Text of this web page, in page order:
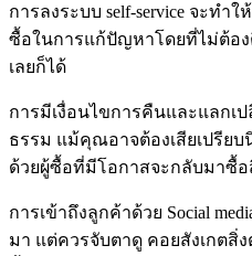
การลงระบบ self-service จะทำ
ซื้อในการแก้ปัญหาโดยที่ไม่ต้อ
เลยก็ได้
การมีเงื่อนไขการคืนและแลกเ
ธรรม แม้คุณอาจต้องเสียเปรีย
ด้วยผู้ซื้อที่มีโอกาสจะกลับมาซื้
การเข้าถึงลูกค้าด้วย Social
มา แต่ควรจับตาดู คอยสังเกตสิ่